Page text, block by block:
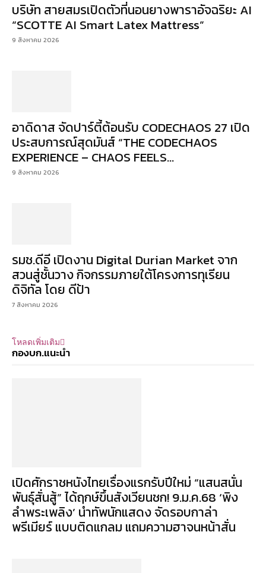
บริษัท สายสมรเปิดตัวที่นอนยางพาราอัจฉริยะ AI
“SCOTTE AI Smart Latex Mattress”
9 สิงหาคม 2026
อาดิดาส จัดปาร์ตี้ต้อนรับ CODECHAOS 27 เปิด
ประสบการณ์สุดมันส์ “THE CODECHAOS
EXPERIENCE – CHAOS FEELS...
9 สิงหาคม 2026
รมช.ดีอี เปิดงาน Digital Durian Market จาก
สวนสู่ชั้นวาง กิจกรรมภายใต้โครงการทุเรียน
ดิจิทัล โดย ดีป้า
7 สิงหาคม 2026
โหลดเพิ่มเติม
กองบก.แนะนำ
เปิดศักราชหนังไทยเรื่องแรกรับปีใหม่ “แสนสนั่น
พันธุ์สั่นสู้” ได้ฤกษ์ขึ้นสังเวียนชก! 9.ม.ค.68 ‘พิง
ลำพระเพลิง’ นำทัพนักแสดง จัดรอบกาล่า
พรีเมียร์ แบบติดแกลม แถมความฮาจนหน้าสั่น